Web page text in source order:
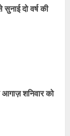
दो वर्ष की
आगाज़ शनिवार को